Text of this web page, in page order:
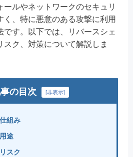
ールやネットワークのセキュリ
く、特に悪意のある攻撃に利用
です。以下では、リバースシェ
スク、対策について解説しま
の目次 [非表示]
組み
途
スク